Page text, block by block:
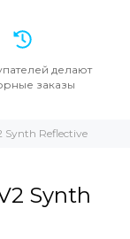
делают
заказы
Synth Reflective
Synth